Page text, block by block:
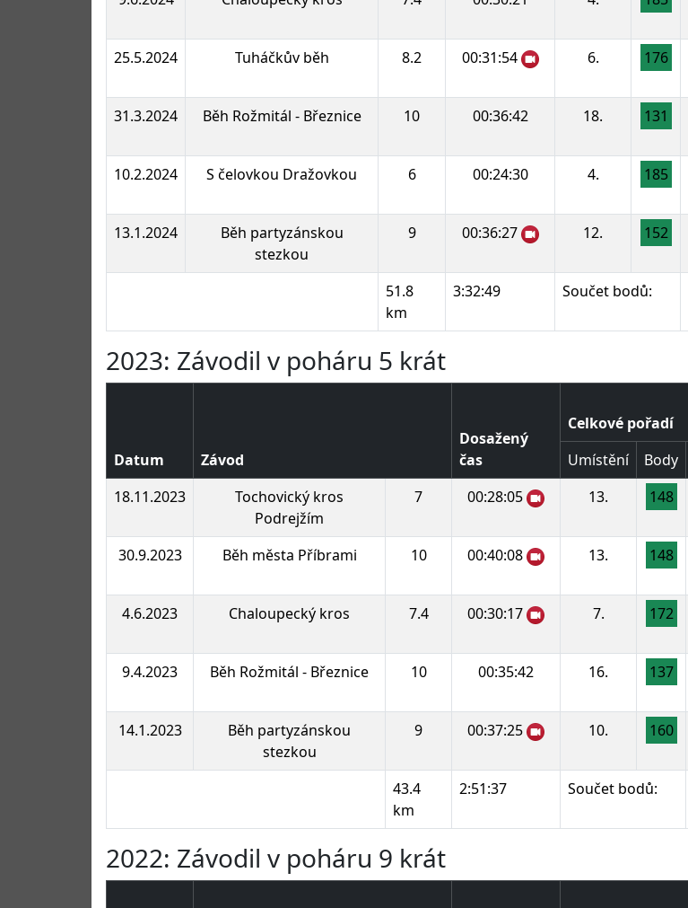
25.5.2024
Tuháčkův běh 8.2 00:31:54 6. 176
31.3.2024
Běh Rožmitál - Březnice 10 00:36:42 18. 131
10.2.2024
S čelovkou Dražovkou 6 00:24:30 4. 185
13.1.2024
Běh partyzánskou
stezkou
9 00:36:27 12. 152
51.8
km
3:32:49 Součet bodů:
2023: Závodil v poháru 5 krát
Datum Závod
Dosažený
čas
Celkové pořadí
Umístění
Body
18.11.2023
Tochovický kros
Podrejžím
7 00:28:05 13. 148
30.9.2023
Běh města Příbrami 10 00:40:08 13. 148
4.6.2023
Chaloupecký kros 7.4 00:30:17 7. 172
9.4.2023
Běh Rožmitál - Březnice 10 00:35:42 16. 137
14.1.2023
Běh partyzánskou
stezkou
9 00:37:25 10. 160
43.4
km
2:51:37 Součet bodů:
2022: Závodil v poháru 9 krát